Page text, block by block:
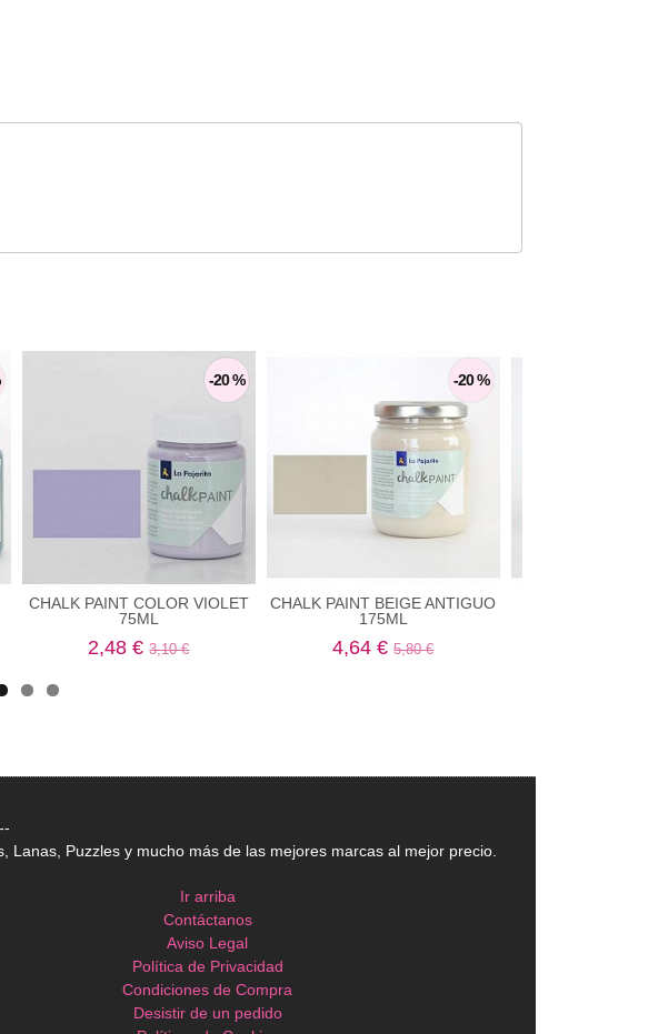
-20 %
CHALK PAINT COLOR VIOLET
75ML
2,48 €3,10 €
-20 %
CHALK PAINT BEIGE ANTIGUO
175ML
4,64 €5,80 €
Puzzles y mucho más de las mejores marcas al mejor precio.
Ir arriba
Contáctanos
Aviso Legal
Política de Privacidad
Condiciones de Compra
Desistir de un pedido